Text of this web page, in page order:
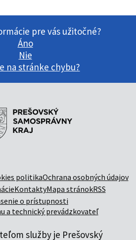
pre vás užitočné?
Áno
Nie
na stránke chybu?
politikaOchrana osobných údajov
KontaktyMapa stránokRSS
o prístupnosti
a technický prevádzkovateľ
služby je Prešovský